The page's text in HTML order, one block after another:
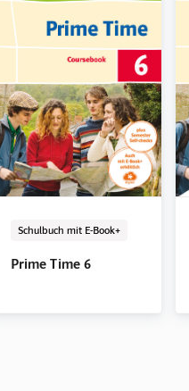
Schulbuch mit E-Book+
Prime Time 6